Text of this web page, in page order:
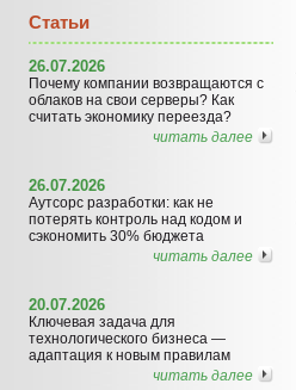
Статьи
26.07.2026
Почему компании возвращаются с
облаков на свои серверы? Как
считать экономику переезда?
читать далее
26.07.2026
Аутсорс разработки: как не
потерять контроль над кодом и
сэкономить 30% бюджета
читать далее
20.07.2026
Ключевая задача для
технологического бизнеса —
адаптация к новым правилам
читать далее